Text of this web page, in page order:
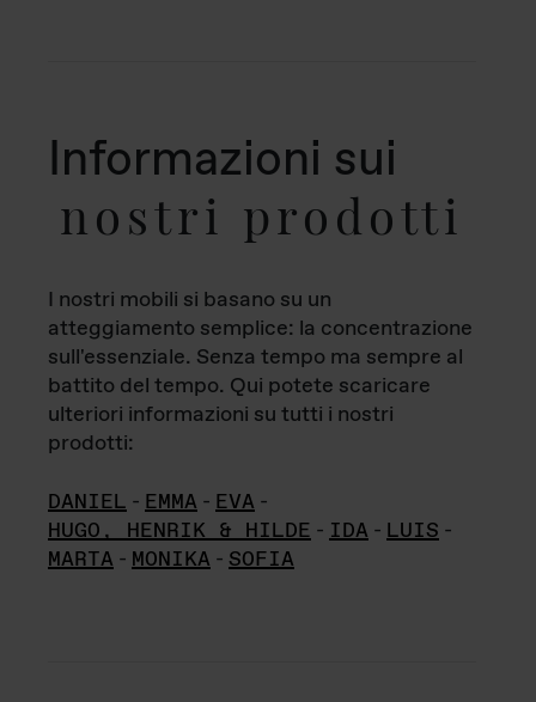
Informazioni sui
nostri prodotti
I nostri mobili si basano su un
atteggiamento semplice: la concentrazione
sull'essenziale. Senza tempo ma sempre al
battito del tempo. Qui potete scaricare
ulteriori informazioni su tutti i nostri
prodotti:
DANIEL - EMMA - EVA -
HUGO, HENRIK & HILDE - IDA - LUIS -
MARTA - MONIKA - SOFIA